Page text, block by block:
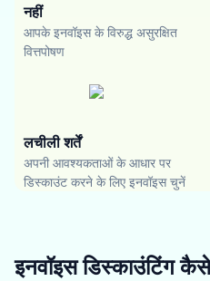
नहीं
आपके इनवॉइस के विरुद्ध असुरक्षित
वित्तपोषण
लचीली शर्तें
अपनी आवश्यकताओं के आधार पर
डिस्काउंट करने के लिए इनवॉइस चुनें
इनवॉइस डिस्काउंटिंग